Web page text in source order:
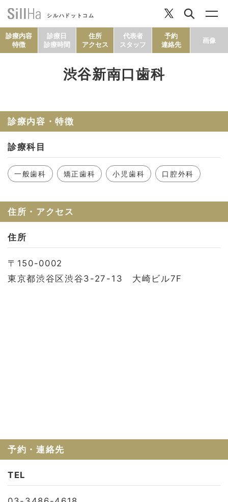
シルハドットコム
セルフチェック
診療内容
特徴
診療日
診療時間
住所
アクセス
代表者
スタッフ
予約
連絡先
画像
渋谷新南口歯科
診療内容・特徴
診療科目
一般歯科 矯正歯科 小児歯科 口腔外科
住所・アクセス
住所
〒150-0002
東京都渋谷区渋谷3-27-13 大崎ビル7F
予約・連絡先
TEL